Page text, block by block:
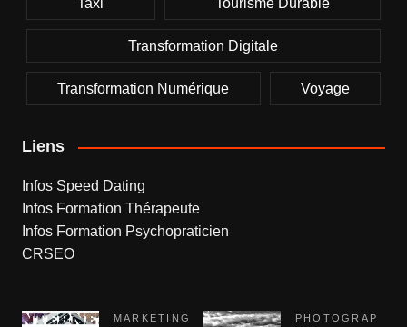
Taxi Tourisme Durable
Transformation Digitale
Transformation Numérique Voyage
Liens
Infos Speed Dating
Infos Formation Thérapeute
Infos Formation Psychopraticien
CRSEO
MARKETING
PHOTOGRAP